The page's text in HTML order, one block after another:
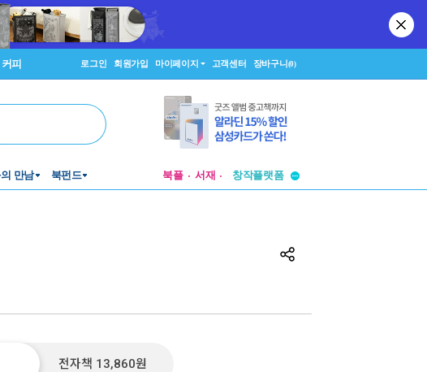
커피 로그인 회원가입 마이페이지 고객센터 장바구니(0)
만남 북펀드 북플 서재
창작플랫폼
전자책 13,860원